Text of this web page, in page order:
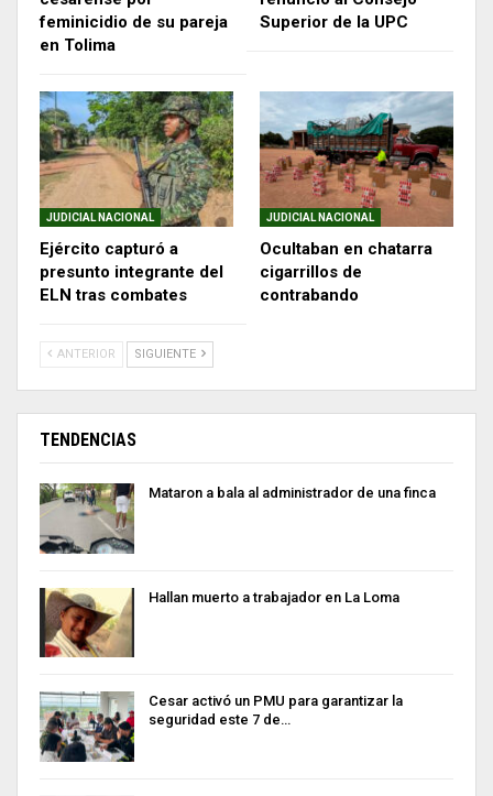
feminicidio de su pareja
en Tolima
Superior de la UPC
JUDICIAL NACIONAL
Ejército capturó a
presunto integrante del
ELN tras combates
JUDICIAL NACIONAL
Ocultaban en chatarra
cigarrillos de
contrabando
ANTERIOR SIGUIENTE
TENDENCIAS
Mataron a bala al administrador de una finca
Hallan muerto a trabajador en La Loma
Cesar activó un PMU para garantizar la
seguridad este 7 de…